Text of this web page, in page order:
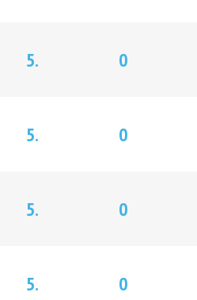
5. 0
5. 0
5. 0
5. 0